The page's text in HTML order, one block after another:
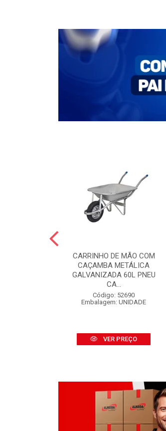
CARRINHO DE MÃO COM
CAÇAMBA METÁLICA
GALVANIZADA 60L PNEU
CA...
Código: 52690
Embalagem: UNIDADE
VER PREÇO